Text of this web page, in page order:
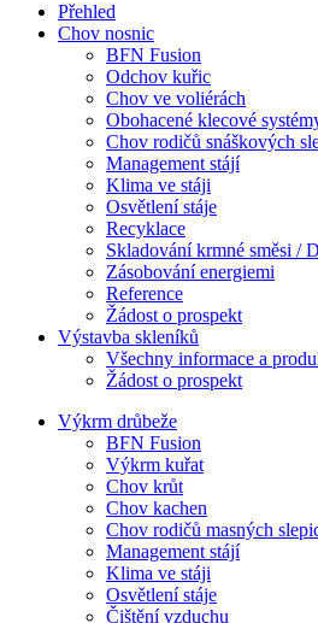
Přehled
Chov nosnic
BFN Fusion
Odchov kuřic
Chov ve voliérách
Obohacené klecové
Chov rodičů snáškových
Management stájí
Klima ve stáji
Osvětlení stáje
Recyklace
Skladování krmné směsi /
Zásobování energiemi
Reference
Žádost o prospekt
Výstavba skleníků
Všechny informace a
Žádost o prospekt
Výkrm drůbeže
BFN Fusion
Výkrm kuřat
Chov krůt
Chov kachen
Chov rodičů masných
Management stájí
Klima ve stáji
Osvětlení stáje
Čištění vzduchu